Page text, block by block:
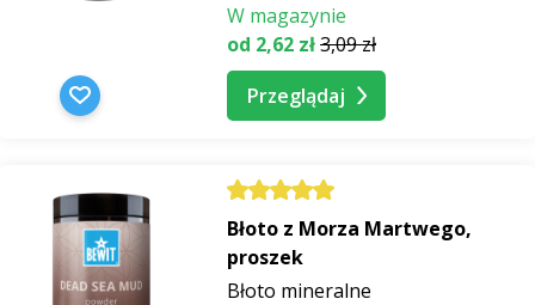
W magazynie
od 2,62 zł3,09 zł
Przeglądaj
Błoto z Morza Martwego,
proszek
Błoto mineralne